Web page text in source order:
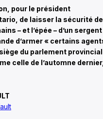
pour le président
de laisser la sécurité de
– et l’épée – d’un sergent
d’armer « certains
du parlement provincial
celle de l’automne